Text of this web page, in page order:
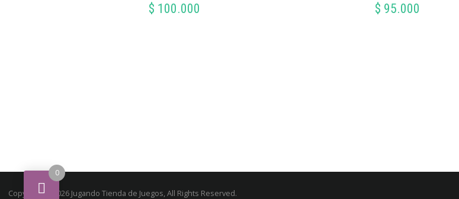
$ 100.000 $ 95.000
Copyright © 2026 Jugando Tienda de Juegos, All Rights Reserved.
0